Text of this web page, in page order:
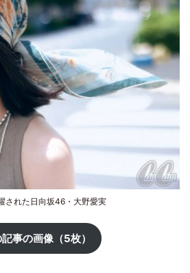
された日向坂46・大野愛実
事の画像（5枚）